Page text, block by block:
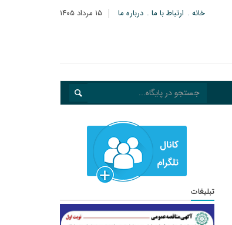
۱۵ مرداد ۱۴۰۵ خانه ارتباط با ما درباره ما
تبلیغات